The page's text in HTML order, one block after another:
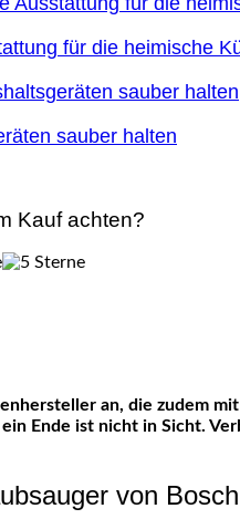
für die heimische
sauber halten
Kauf achten?
Ende ist nicht in Sicht.
von Bosch